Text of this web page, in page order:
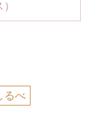
るべ